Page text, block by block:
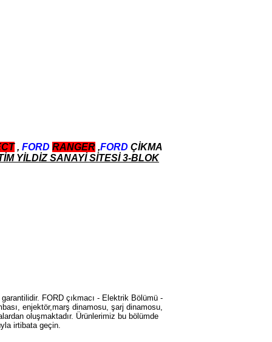
2017-2018 FORD RANGER
, FORD RANGER ,FORD ÇİKMA
YİLDİZ SANAYİ SİTESİ 3-BLOK
garantilidir. FORD çıkmacı - Elektrik Bölümü -
enjektör,marş dinamosu, şarj dinamosu,
oluşmaktadır. Ürünlerimiz bu bölümde
irtibata geçin.